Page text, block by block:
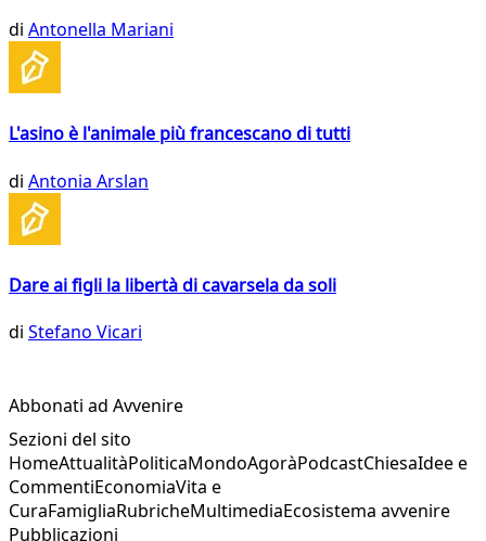
di Antonella Mariani
L'asino è l'animale più francescano di tutti
di Antonia Arslan
Dare ai figli la libertà di cavarsela da soli
di Stefano Vicari
Abbonati ad Avvenire
Sezioni del sito
HomeAttualitàPoliticaMondoAgoràPodcastChiesaIdee e
CommentiEconomiaVita e
CuraFamigliaRubricheMultimediaEcosistema avvenire
Pubblicazioni